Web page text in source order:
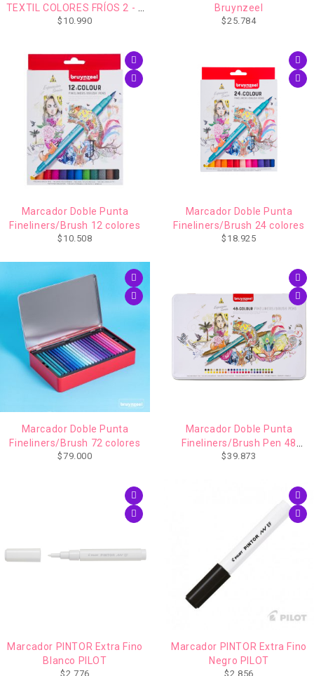
TEXTIL COLORES FRÍOS 2 - 3
MM
$ 10.990
Bruynzeel
$25.784
Marcador Doble Punta
Fineliners/Brush 12 colores
$ 10.508
Marcador Doble Punta
Fineliners/Brush 24 colores
$ 18.925
Marcador Doble Punta
Fineliners/Brush 72 colores
$79.000
Marcador Doble Punta
Fineliners/Brush Pen 48
Colores BRUYNZE
$39.873
Marcador PINTOR Extra Fino
Blanco PILOT
$2.776
Marcador PINTOR Extra Fino
Negro PILOT
$2.856